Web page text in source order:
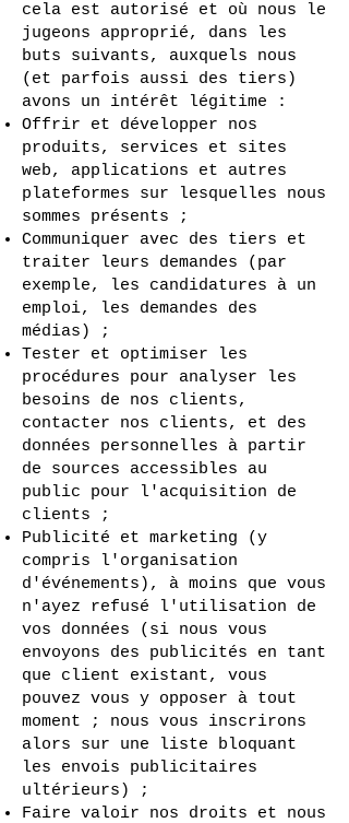
cela est autorisé et où nous le
jugeons approprié, dans les
buts suivants, auxquels nous
(et parfois aussi des tiers)
avons un intérêt légitime :
Offrir et développer nos
produits, services et sites
web, applications et autres
plateformes sur lesquelles nous
sommes présents ;
Communiquer avec des tiers et
traiter leurs demandes (par
exemple, les candidatures à un
emploi, les demandes des
médias) ;
Tester et optimiser les
procédures pour analyser les
besoins de nos clients,
contacter nos clients, et des
données personnelles à partir
de sources accessibles au
public pour l'acquisition de
clients ;
Publicité et marketing (y
compris l'organisation
d'événements), à moins que vous
n'ayez refusé l'utilisation de
vos données (si nous vous
envoyons des publicités en tant
que client existant, vous
pouvez vous y opposer à tout
moment ; nous vous inscrirons
alors sur une liste bloquant
les envois publicitaires
ultérieurs) ;
Faire valoir nos droits et nous